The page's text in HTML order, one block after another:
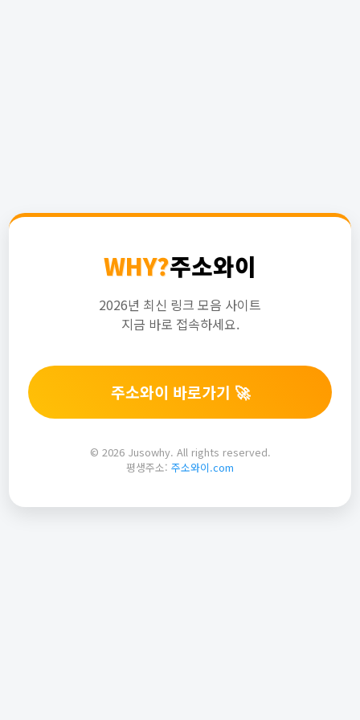
WHY?주소와이
2026년 최신 링크 모음 사이트
지금 바로 접속하세요.
주소와이 바로가기 🚀
© 2026 Jusowhy. All rights reserved.
평생주소: 주소와이.com